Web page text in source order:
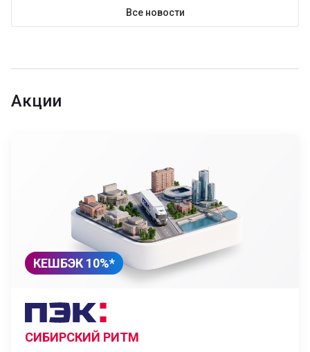
Все новости
Акции
КЕШБЭК 10%*
СИБИРСКИЙ РИТМ